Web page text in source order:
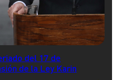
del 17 de
de la Ley Karin